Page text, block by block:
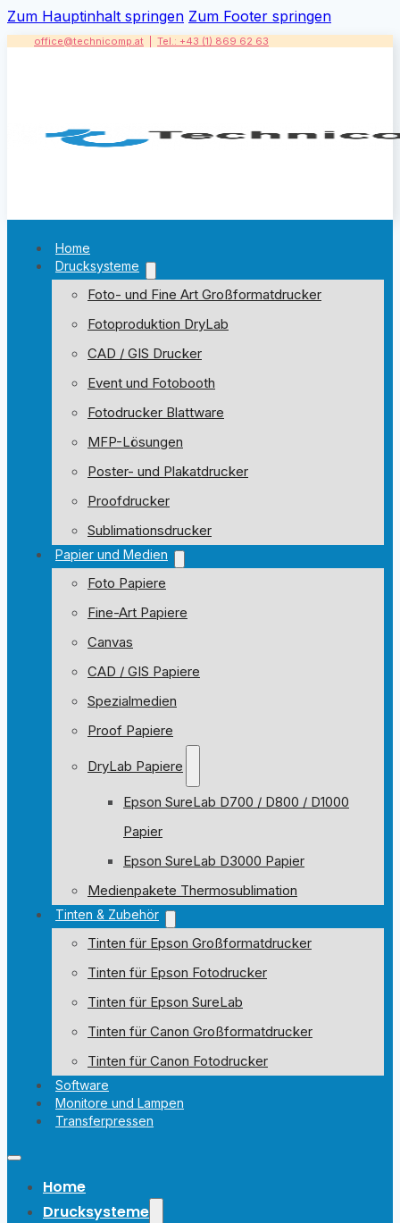
Zum Hauptinhalt springen Zum Footer springen
office@technicomp.at Tel.: +43 (1) 869 62 63
Home
Drucksysteme
Foto- und Fine Art Großformatdrucker
Fotoproduktion DryLab
CAD / GIS Drucker
Event und Fotobooth
Fotodrucker Blattware
MFP-Lösungen
Poster- und Plakatdrucker
Proofdrucker
Sublimationsdrucker
Papier und Medien
Foto Papiere
Fine-Art Papiere
Canvas
CAD / GIS Papiere
Spezialmedien
Proof Papiere
DryLab Papiere
Epson SureLab D700 / D800 / D1000
Papier
Epson SureLab D3000 Papier
Medienpakete Thermosublimation
Tinten & Zubehör
Tinten für Epson Großformatdrucker
Tinten für Epson Fotodrucker
Tinten für Epson SureLab
Tinten für Canon Großformatdrucker
Tinten für Canon Fotodrucker
Software
Monitore und Lampen
Transferpressen
Home
Drucksysteme